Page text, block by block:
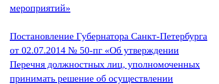
мероприятий»
Постановление Губернатора Санкт‑Петербурга
от 02.07.2014 № 50-пг «Об утверждении
Перечня должностных лиц, уполномоченных
принимать решение об осуществлении